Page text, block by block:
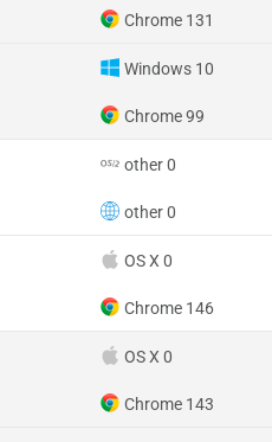
Chrome 131
Windows 10
Chrome 99
other 0
other 0
OS X 0
Chrome 146
OS X 0
Chrome 143